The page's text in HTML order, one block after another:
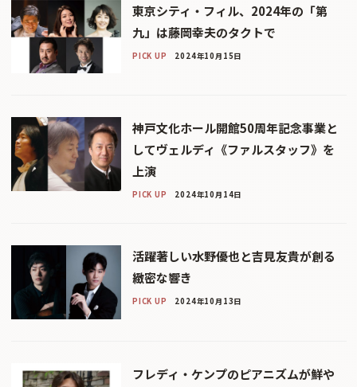
東京シティ・フィル、2024年の「第
九」は藤岡幸夫のタクトで
PICK UP 2024年10月15日
神戸文化ホール開館50周年記念事業と
してヴェルディ《ファルスタッフ》を
上演
PICK UP 2024年10月14日
活躍著しい水野優也と吉見友貴が創る
緻密な響き
PICK UP 2024年10月13日
フレディ・ケンプのピアニズムが鮮や